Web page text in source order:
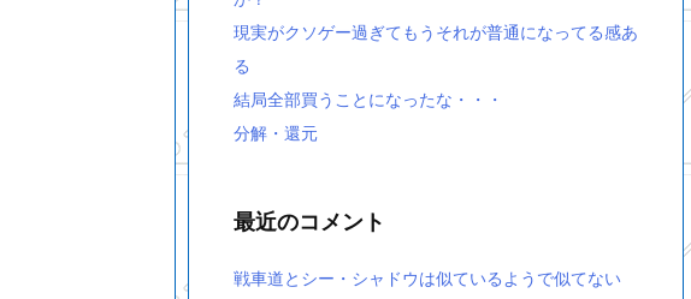
現実がクソゲー過ぎてもうそれが普通になってる感あ
る
結局全部買うことになったな・・・
分解・還元
最近のコメント
戦車道とシー・シャドウは似ているようで似てない